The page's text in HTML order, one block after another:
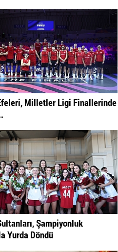
Milletler Ligi Finallerinde
Şampiyonluk
Yurda Döndü